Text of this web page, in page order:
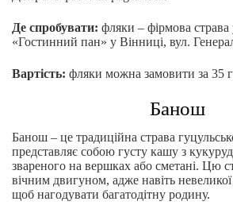
Де спробувати: фляки – фірмова страва
«Гостинний пан» у Вінниці, вул.
Вартість: фляки можна замовити за 35
Банош
Банош – це традиційна страва
представляє собою густу кашу з
звареного на вершках або сметані. Цю
вічним двигуном, адже навіть невеликої
щоб нагодувати багатодітну родину.